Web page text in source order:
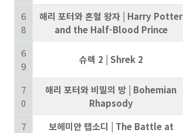
6
8
해리 포터와 혼혈 왕자 | Harry Potter
and the Half-Blood Prince
6
9
슈렉 2 | Shrek 2
7
0
해리 포터와 비밀의 방 | Bohemian
Rhapsody
7
보헤미안 랩소디 | The Battle at